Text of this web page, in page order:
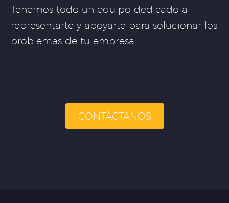
Tenemos todo un equipo dedicado a
representarte y apoyarte para solucionar los
problemas de tu empresa.
CONTÁCTANOS